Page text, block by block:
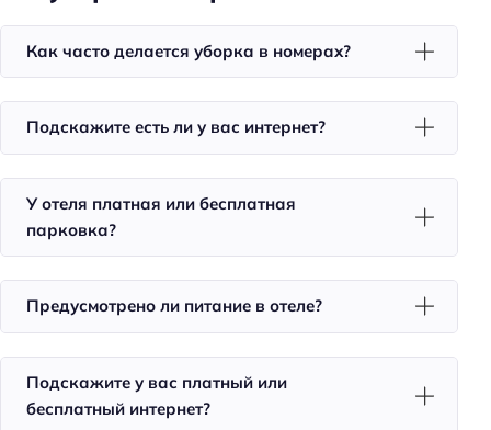
Номера для некурящих
Тапочки
Телевизор в номере
Красивый вид из окна
Утюг
Фен
Уборка
Санузел в номере
Двуспальная кровать кинг-сайз
Питание
Кафе
Как часто делается уборка в номерах?
Подскажите есть ли у вас интернет?
У отеля платная или бесплатная
парковка?
Предусмотрено ли питание в отеле?
Подскажите у вас платный или
бесплатный интернет?